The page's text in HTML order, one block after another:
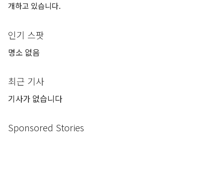
개하고 있습니다.
인기 스팟
명소 없음
최근 기사
기사가 없습니다
Sponsored Stories